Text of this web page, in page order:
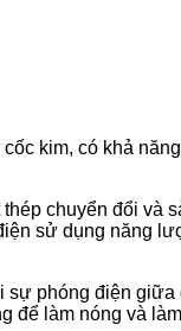
kim, có khả
chuyển đổi
sử dụng năng
phóng điện
làm nóng và